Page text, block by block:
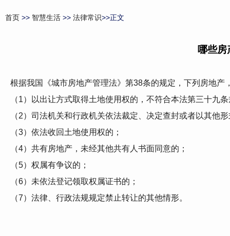
首页 >> 智慧生活 >> 法律常识>>正文
哪些房
根据我国《城市房地产管理法》第38条的规定，下列房地产
（1）以出让方式取得土地使用权的，不符合本法第三十九
（2）司法机关和行政机关依法裁定、决定查封或者以其他
（3）依法收回土地使用权的；
（4）共有房地产，未经其他共有人书面同意的；
（5）权属有争议的；
（6）未依法登记领取权属证书的；
（7）法律、行政法规规定禁止转让的其他情形。